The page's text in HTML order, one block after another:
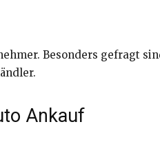
Besonders gefragt
Ankauf